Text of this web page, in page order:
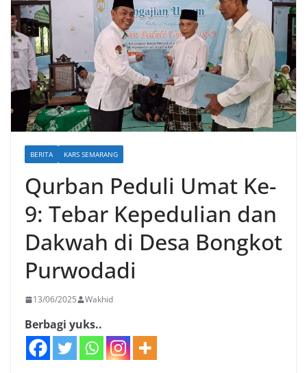
BERITA KARS SEMARANG
Qurban Peduli Umat Ke-
9: Tebar Kepedulian dan
Dakwah di Desa Bongkot
Purwodadi
13/06/2025 Wakhid
Berbagi yuks..